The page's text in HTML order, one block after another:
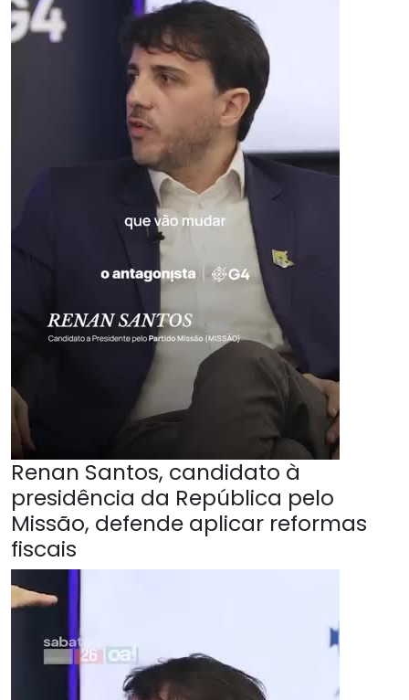
Renan Santos, candidato à
presidência da República pelo
Missão, defende aplicar reformas
fiscais